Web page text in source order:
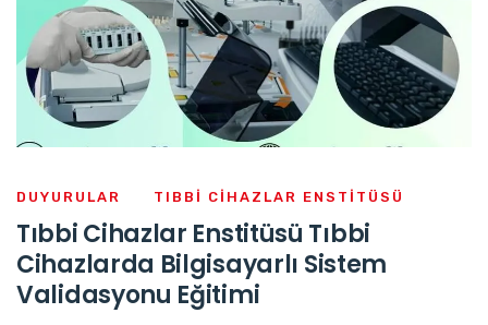
DUYURULAR TIBBI CIHAZLAR ENSTITÜSÜ
Tıbbi Cihazlar Enstitüsü Tıbbi
Cihazlarda Bilgisayarlı Sistem
Validasyonu Eğitimi